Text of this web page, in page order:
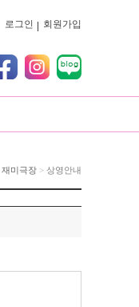
로그인 회원가입
재미극장 > 상영안내